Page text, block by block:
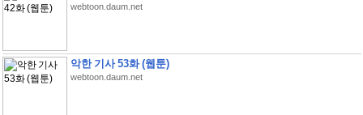
webtoon.daum.net
악한 기사 53화 (웹툰)
webtoon.daum.net